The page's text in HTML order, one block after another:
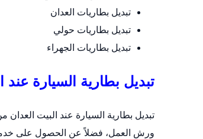
تبديل بطاريات العدان
تبديل بطاريات حولي
تبديل بطاريات الجهراء
تبديل بطارية السيارة عند
تبديل بطارية السيارة عند البيت
ورش العمل، فضلاً عن الحصول على خدمة